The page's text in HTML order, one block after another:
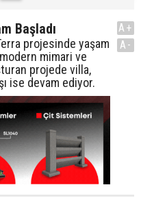
Başladı
projesinde yaşam
mimari ve
projede villa,
ise devam ediyor.
A+
A-